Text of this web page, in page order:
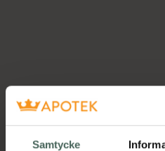
Samtycke